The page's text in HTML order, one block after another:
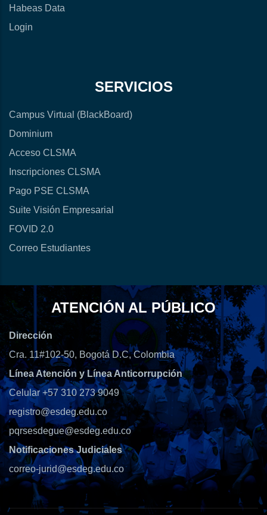
Habeas Data
Login
SERVICIOS
Campus Virtual (BlackBoard)
Dominium
Acceso CLSMA
Inscripciones CLSMA
Pago PSE CLSMA
Suite Visión Empresarial
FOVID 2.0
Correo Estudiantes
ATENCIÓN AL PÚBLICO
Dirección
Cra. 11#102-50, Bogotá D.C, Colombia
Línea Atención y Línea Anticorrupción
Celular +57 310 273 9049
registro@esdeg.edu.co
pqrsesdegue@esdeg.edu.co
Notificaciones Judiciales
correo-jurid@esdeg.edu.co